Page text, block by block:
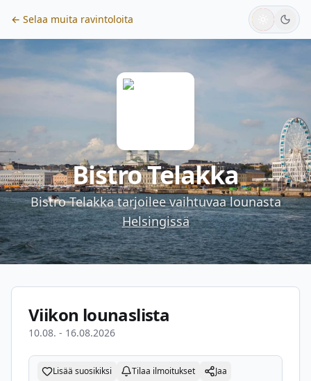
← Selaa muita ravintoloita
Bistro Telakka
Bistro Telakkatarjoilee vaihtuvaa lounasta
Helsingissä
Viikon lounaslista
10.08. - 16.08.2026
Lisää suosikiksi Tilaa ilmoitukset Jaa